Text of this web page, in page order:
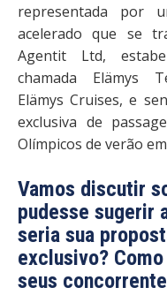
representada por
acelerado que se
Agentit Ltd,
chamada Elämys
Elämys Cruises, e
exclusiva de
Olímpicos de verão
Vamos discutir
pudesse sugerir
seria sua
exclusivo?
seus